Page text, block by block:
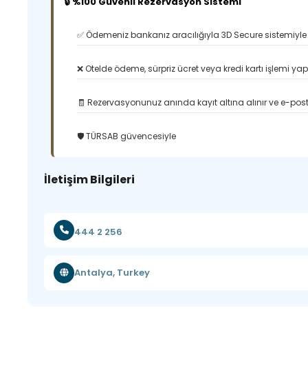
✅ Ödemeniz bankanız aracılığıyla 3D Secure sistemiyle
❌ Otelde ödeme, sürpriz ücret veya kredi kartı işlemi
🧾 Rezervasyonunuz anında kayıt altına alınır ve e-
🛡️ TÜRSAB güvencesiyle
İletişim Bilgileri
444 2 256
Antalya, Turkey